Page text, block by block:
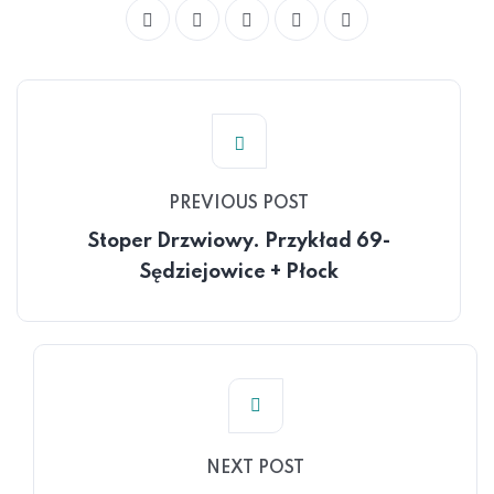
PREVIOUS POST
Stoper Drzwiowy. Przykład 69-
Sędziejowice + Płock
NEXT POST